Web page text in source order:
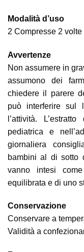
Modalità d’uso
2 Compresse 2 volte
Avvertenze
Non assumere in
assumono dei
chiedere il parere
può interferire sul
l’attività.
pediatrica e
giornaliera
bambini al di sotto
vanno intesi
equilibrata e di uno
Conservazione
Conservare a
Validità a